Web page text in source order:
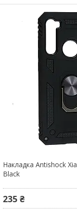
Накладка Antishock
Black
235 ₴